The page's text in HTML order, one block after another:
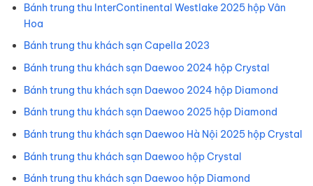
Bánh trung thu InterContinental Westlake 2025 hộp Vân
Hoa
Bánh trung thu khách sạn Capella 2023
Bánh trung thu khách sạn Daewoo 2024 hộp Crystal
Bánh trung thu khách sạn Daewoo 2024 hộp Diamond
Bánh trung thu khách sạn Daewoo 2025 hộp Diamond
Bánh trung thu khách sạn Daewoo Hà Nội 2025 hộp Crystal
Bánh trung thu khách sạn Daewoo hộp Crystal
Bánh trung thu khách sạn Daewoo hộp Diamond